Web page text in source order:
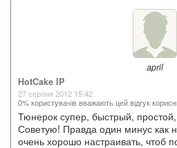
april
HotCake IP
27 серпня 2012 15:42
0% користувачів вважають цей відгук
Тюнерок супер, быстрый,
Советую! Правда один минус как
очень хорошо настраивать, чтоб